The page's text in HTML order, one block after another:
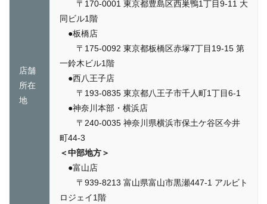
店舗
所在
地
〒170-0001 東京都豊島区西巣鴨1丁目9-11 大
同ビル1階
●板橋店
〒175-0092 東京都板橋区赤塚7丁目19-15 第
一鈴木ビル1階
●西八王子店
〒193-0835 東京都八王子市千人町1丁目6-1
●神奈川本部・横浜店
〒240-0035 神奈川県横浜市保⼟ケ⾕区今井
町44-3
＜中部地方＞
●富山店
〒939-8213 富山県富山市黒瀬447-1 アルビト
ロジェイ1階